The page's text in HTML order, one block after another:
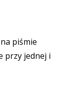
piśmie
przy jednej i